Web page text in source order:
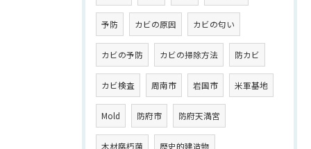
予防 カビの原因 カビの匂い
カビの予防 カビの掃除方法 防カビ
カビ検査 周南市 岩国市 米軍基地
Mold 防府市 防府天満宮
木材腐朽菌 歴史的建造物